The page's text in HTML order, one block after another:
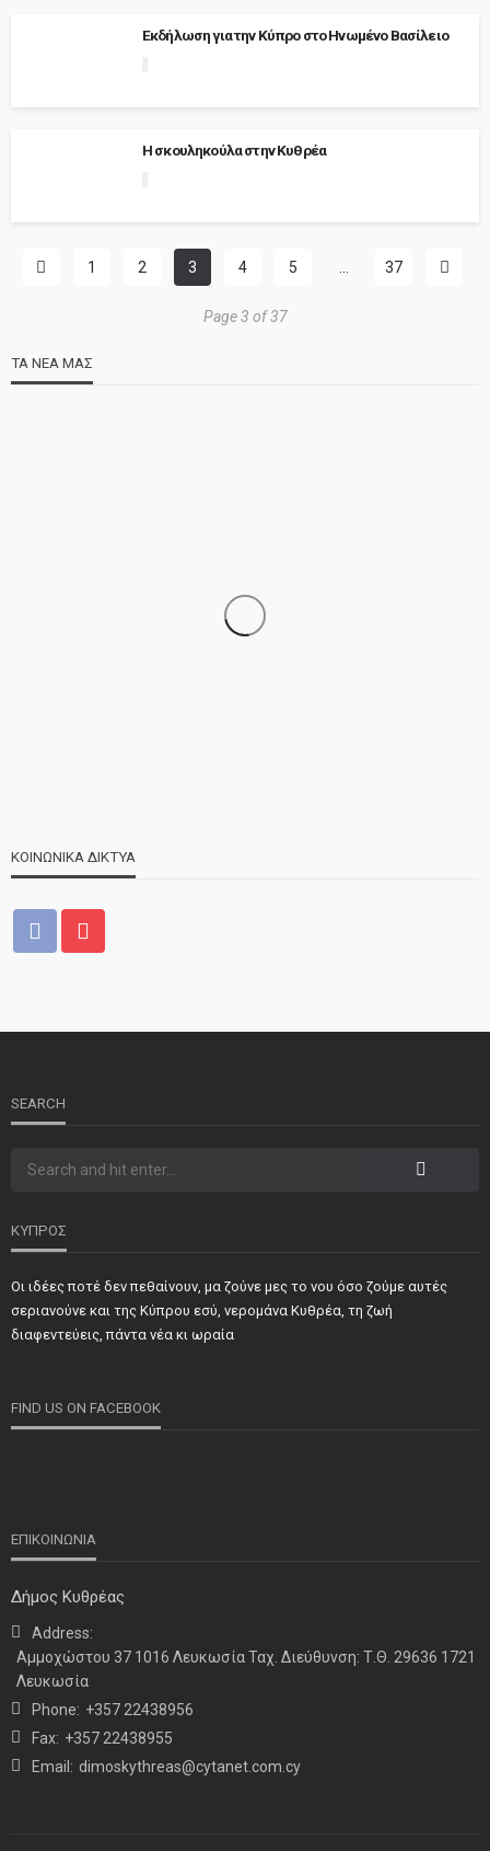
Εκδήλωση για την Κύπρο στο Ηνωμένο Βασίλειο
Η σκουληκούλα στην Κυθρέα
1 2 3 4 5 37
Page 3 of 37
ΤΑ ΝΕΑ ΜΑΣ
2o Παγκύπριο αντάμωμα μνήμης στην Κοφίνου
ΣΗΜΑΝΤΙΚΑ ΤΕΛΕΥΤΑΙΑ ΝΕΑ
Τιμήθηκαν και φέτος προσωπικότητες και φορείς των
ΝΕΑ ΤΕΛΕΥΤΑΙΑ ΝΕΑ
Η παρουσία μας στο 41ο Συνέδριο της ΠΣΕΚΑ στην
Ουάσινγκτον
ΚΟΙΝΩΝΙΚΑ ΔΙΚΤΥΑ
SEARCH
ΚΥΠΡΟΣ
Οι ιδέες ποτέ δεν πεθαίνουν, μα ζούνε μες το νου όσο ζούμε αυτές
σεριανούνε και της Κύπρου εσύ, νερομάνα Κυθρέα, τη ζωή
διαφεντεύεις, πάντα νέα κι ωραία
FIND US ON FACEBOOK
ΕΠΙΚΟΙΝΩΝΙΑ
Δήμος Κυθρέας
Address:
Αμμοχώστου 37 1016 Λευκωσία Ταχ. Διεύθυνση: Τ.Θ. 29636 1721
Λευκωσία
Phone: +357 22438956
Fax: +357 22438955
Email: dimoskythreas@cytanet.com.cy